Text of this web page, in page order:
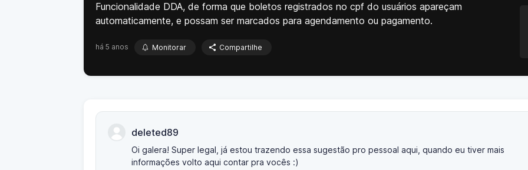
Funcionalidade DDA, de forma que boletos registrados no cpf do usuários apareçam
automaticamente, e possam ser marcados para agendamento ou pagamento.
há 5 anos Monitorar Compartilhe
deleted89
Oi galera! Super legal, já estou trazendo essa sugestão pro pessoal aqui, quando eu tiver mais
informações volto aqui contar pra vocês :)